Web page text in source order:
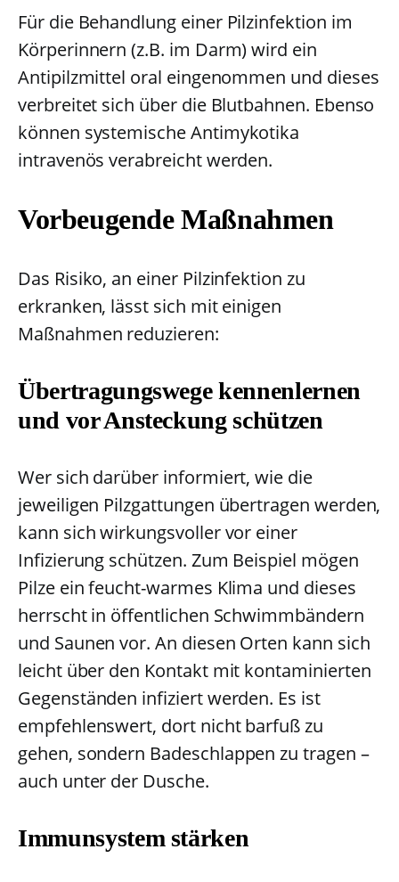
Für die Behandlung einer Pilzinfektion im
Körperinnern (z.B. im Darm) wird ein
Antipilzmittel oral eingenommen und dieses
verbreitet sich über die Blutbahnen. Ebenso
können systemische Antimykotika
intravenös verabreicht werden.
Vorbeugende Maßnahmen
Das Risiko, an einer Pilzinfektion zu
erkranken, lässt sich mit einigen
Maßnahmen reduzieren:
Übertragungswege kennenlernen
und vor Ansteckung schützen
Wer sich darüber informiert, wie die
jeweiligen Pilzgattungen übertragen werden,
kann sich wirkungsvoller vor einer
Infizierung schützen. Zum Beispiel mögen
Pilze ein feucht-warmes Klima und dieses
herrscht in öffentlichen Schwimmbändern
und Saunen vor. An diesen Orten kann sich
leicht über den Kontakt mit kontaminierten
Gegenständen infiziert werden. Es ist
empfehlenswert, dort nicht barfuß zu
gehen, sondern Badeschlappen zu tragen –
auch unter der Dusche.
Immunsystem stärken